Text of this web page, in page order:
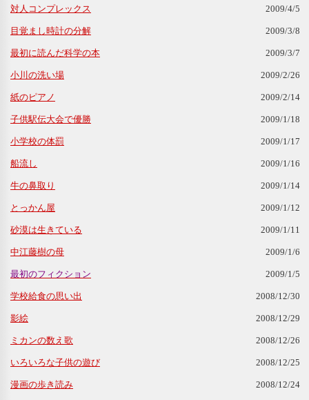
対人コンプレックス 2009/4/5
目覚まし時計の分解 2009/3/8
最初に読んだ科学の本 2009/3/7
小川の洗い場 2009/2/26
紙のピアノ 2009/2/14
子供駅伝大会で優勝 2009/1/18
小学校の体罰 2009/1/17
船流し 2009/1/16
牛の鼻取り 2009/1/14
とっかん屋 2009/1/12
砂漠は生きている 2009/1/11
中江藤樹の母 2009/1/6
最初のフィクション 2009/1/5
学校給食の思い出 2008/12/30
影絵 2008/12/29
ミカンの数え歌 2008/12/26
いろいろな子供の遊び 2008/12/25
漫画の歩き読み 2008/12/24